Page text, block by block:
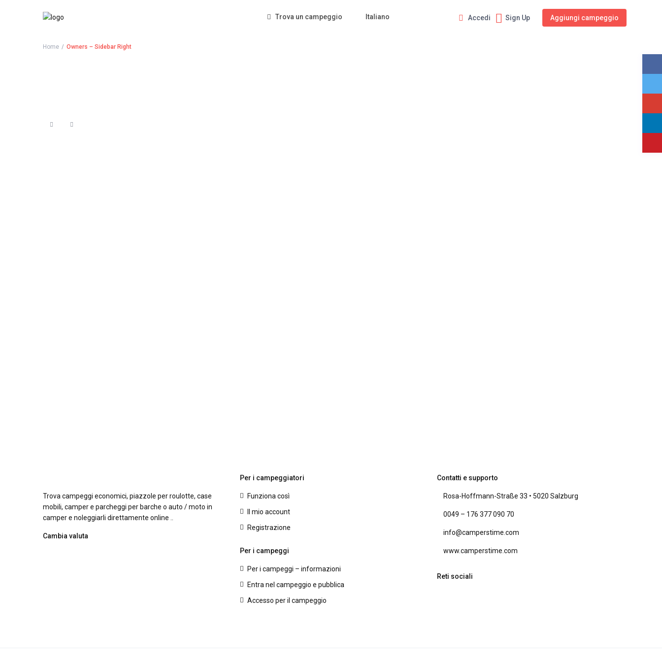
Accedi Sign Up Aggiungi campeggio
Trova un campeggio Italiano Persone
Home Owners – Sidebar Right
Trova campeggi economici, piazzole per roulotte, case
mobili, camper e parcheggi per barche o auto / moto in
camper e noleggiarli direttamente online ..
Cambia valuta
Per i campeggiatori
Funziona così
Il mio account
Registrazione
Per i campeggi
Per i campeggi – informazioni
Entra nel campeggio e pubblica
Accesso per il campeggio
Contatti e supporto
Rosa-Hoffmann-Straße 33 • 5020 Salzburg
0049 – 176 377 090 70
info@camperstime.com
www.camperstime.com
Reti sociali